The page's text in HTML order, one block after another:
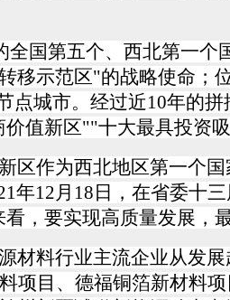
全国第五个、西北第一
移示范区"的战略使命；
点城市。经过近10年的拼
价值新区""十大最具投资
区作为西北地区第一个
年12月 18 日，在省委十
，要实现高质量发展
材料行业主流企业从发
项目、德福铜箔新材料